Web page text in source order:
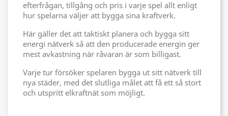
efterfrågan, tillgång och pris i varje spel allt enligt
hur spelarna väljer att bygga sina kraftverk.
Här gäller det att taktiskt planera och bygga sitt
energi nätverk så att den producerade energin ger
mest avkastning när råvaran är som billigast.
Varje tur försöker spelaren bygga ut sitt nätverk till
nya städer, med det slutliga målet att få ett så stort
och utspritt elkraftnät som möjligt.